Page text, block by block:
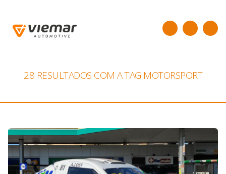
28 RESULTADOS COM A TAG MOTORSPORT